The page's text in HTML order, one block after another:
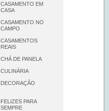
CASAMENTO EM
CASA
CASAMENTO NO
CAMPO
CASAMENTOS
REAIS
CHÁ DE PANELA
CULINÁRIA
DECORAÇÃO
FELIZES PARA
SEMPRE